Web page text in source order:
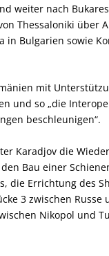
weiter nach
Thessaloniki über
in Bulgarien sowie
mit
und so „die
beschleunigen“.
Karadjov die
Bau einer
die Errichtung des
3 zwischen Russe
Nikopol und